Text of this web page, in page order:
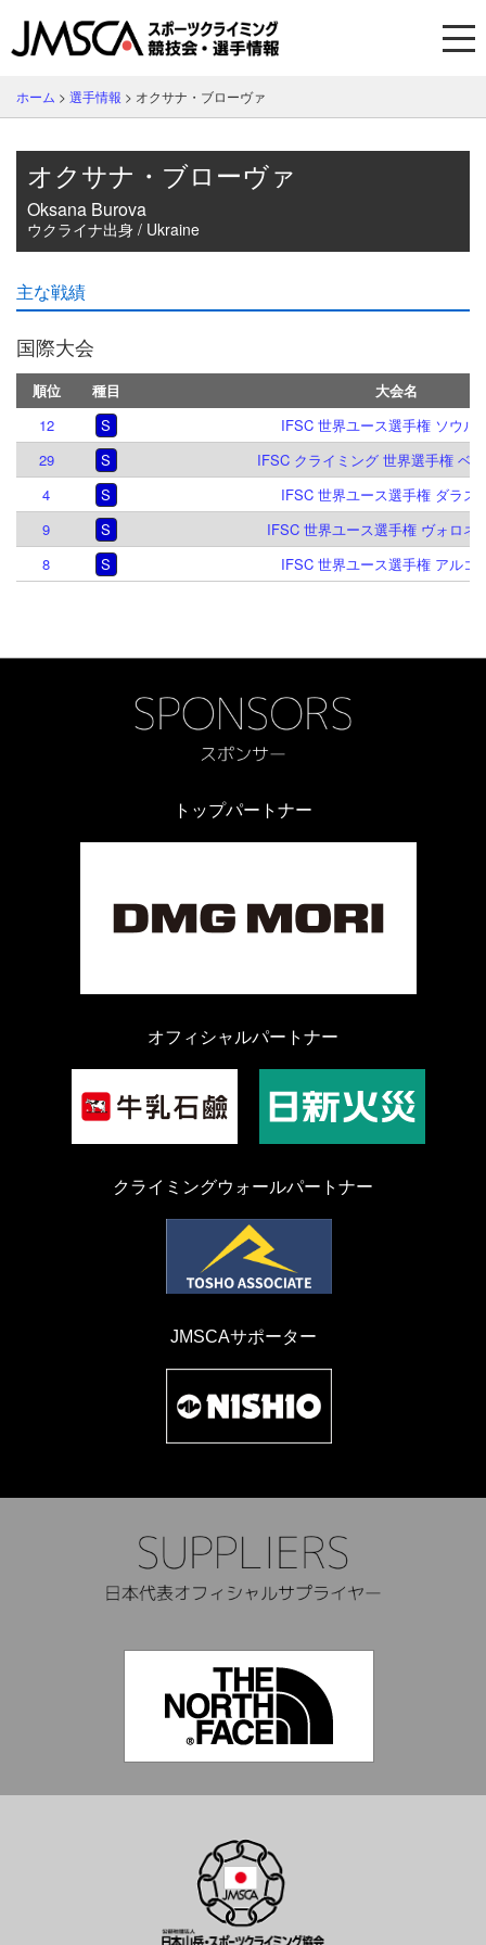
ホーム > 選手情報 > オクサナ・ブローヴァ
オクサナ・ブローヴァ
Oksana Burova
ウクライナ出身 / Ukraine
主な戦績
国際大会
順位 種目
大会名
12
S
IFSC 世界ユース選手権 ソウル
29
S
IFSC クライミング 世界選手権 ベ
4
S
IFSC 世界ユース選手権 ダラス
9
S
IFSC 世界ユース選手権 ヴォロネ
8
S IFSC 世界ユース選手権 アルコ
トップパートナー
オフィシャルパートナー
クライミングウォールパートナー
JMSCAサポーター